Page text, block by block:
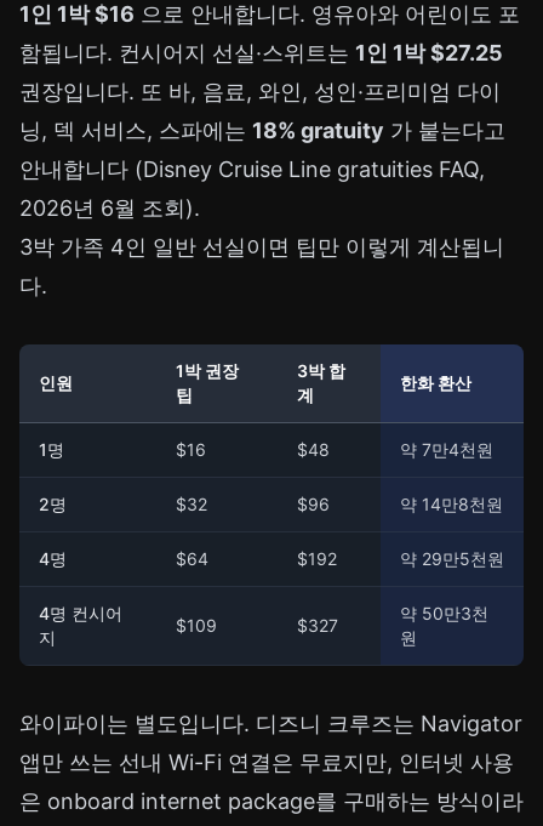
1인 1박 $16 으로 안내합니다. 영유아와 어린이도 포
함됩니다. 컨시어지 선실·스위트는 1인 1박 $27.25
권장입니다. 또 바, 음료, 와인, 성인·프리미엄 다이
닝, 덱 서비스, 스파에는 18% gratuity 가 붙는다고
안내합니다 (Disney Cruise Line gratuities FAQ,
2026년 6월 조회).
3박 가족 4인 일반 선실이면 팁만 이렇게 계산됩니
다.
인원
1박 권장
팁
3박 합
계
한화 환산
1명 $16 $48 약 7만4천원
2명 $32 $96 약 14만8천원
4명 $64 $192 약 29만5천원
4명 컨시어
지
$109 $327
약 50만3천
원
와이파이는 별도입니다. 디즈니 크루즈는 Navigator
앱만 쓰는 선내 Wi-Fi 연결은 무료지만, 인터넷 사용
은 onboard internet package를 구매하는 방식이라